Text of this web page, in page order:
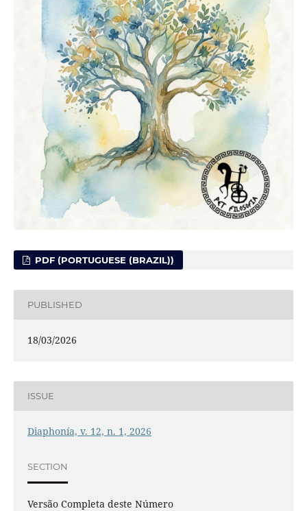
PDF (PORTUGUESE (BRAZIL))
PUBLISHED
18/03/2026
ISSUE
Diaphonía, v. 12, n. 1, 2026
SECTION
Versão Completa deste Número